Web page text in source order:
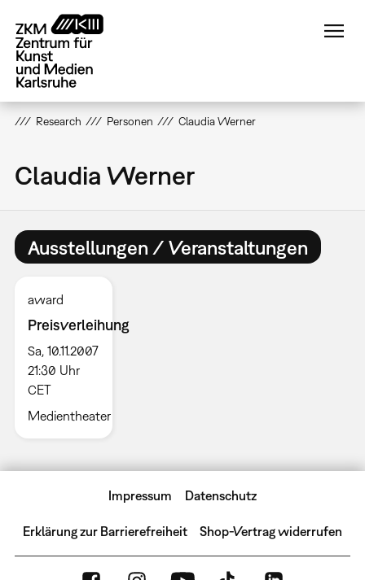
zum
Inhalt
Research Personen Claudia Werner
Claudia Werner
Ausstellungen / Veranstaltungen
award
Preisverleihung
Sa, 10.11.2007
21:30 Uhr
CET
Medientheater
Impressum Datenschutz
Erklärung zur Barrierefreiheit Shop-Vertrag widerrufen